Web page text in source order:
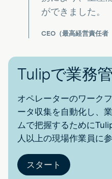
ができました。
CEO（最高経営責任者
Tulipで業務
オペレーターのワーク
ータ収集を自動化し、
ムで把握するために
人以上の現場作業員に
スタート